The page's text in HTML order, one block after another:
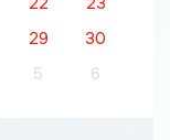
29
30
5 6